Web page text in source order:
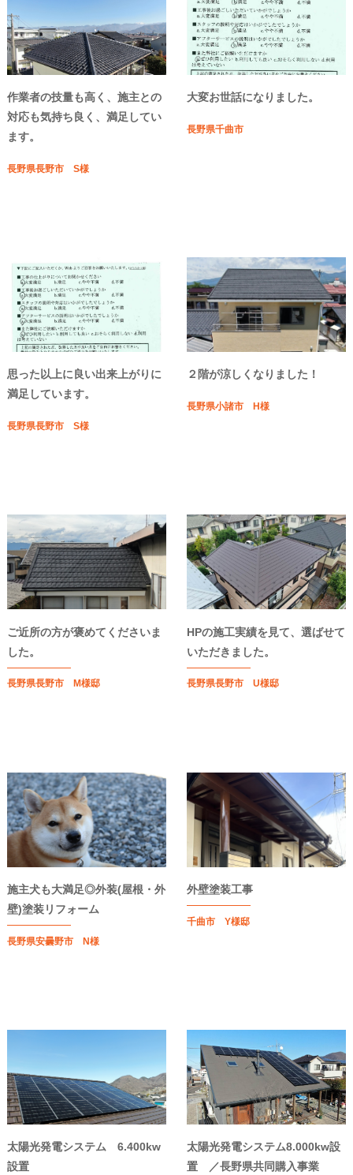
作業者の技量も高く、施主との
対応も気持ち良く、満足してい
ます。
長野県長野市 S様
大変お世話になりました。
長野県千曲市
思った以上に良い出来上がりに
満足しています。
長野県長野市 S様
２階が涼しくなりました！
長野県小諸市 H様
ご近所の方が褒めてくださいま
した。
長野県長野市 M様邸
HPの施工実績を見て、選ばせて
いただきました。
長野県長野市 U様邸
施主犬も大満足◎外装(屋根・外
壁)塗装リフォーム
長野県安曇野市 N様
外壁塗装工事
千曲市 Y様邸
太陽光発電システム 6.400kw
設置
太陽光発電システム8.000kw設
置 ／長野県共同購入事業